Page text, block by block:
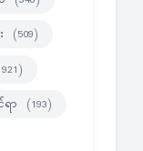
(509)
ာ (193)